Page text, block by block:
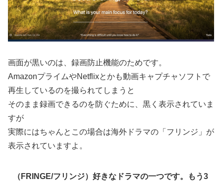
画面が黒いのは、録画防止機能のためです。
AmazonプライムやNetflixとかも動画キャプチャソフトで
再生しているのを撮られてしまうと
そのまま録画できるのを防ぐために、黒く表示されていま
すが
実際にはちゃんとこの場合は海外ドラマの「フリンジ」が
表示されていますよ。
（FRINGE/フリンジ）好きなドラマの一つです。もう3